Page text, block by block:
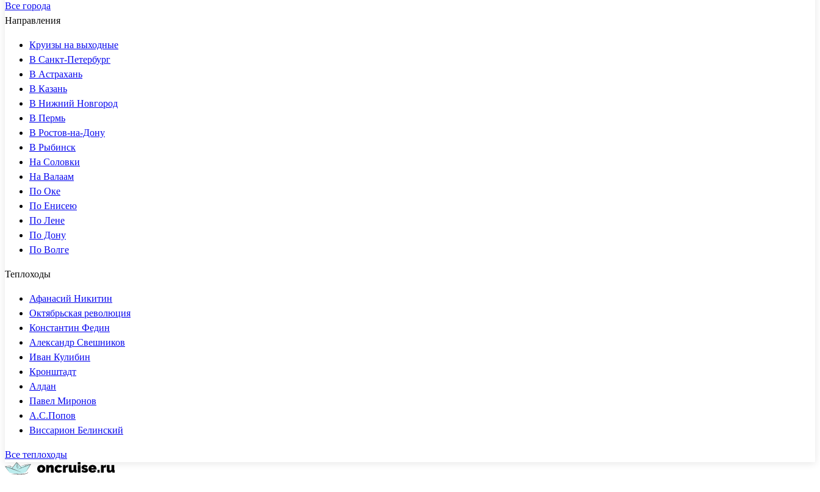
Все города
Направления
Круизы на выходные
В Санкт-Петербург
В Астрахань
В Казань
В Нижний Новгород
В Пермь
В Ростов-на-Дону
В Рыбинск
На Соловки
На Валаам
По Оке
По Енисею
По Лене
По Дону
По Волге
Теплоходы
Афанасий Никитин
Октябрьская революция
Константин Федин
Александр Свешников
Иван Кулибин
Кронштадт
Алдан
Павел Миронов
А.С.Попов
Виссарион Белинский
Все теплоходы